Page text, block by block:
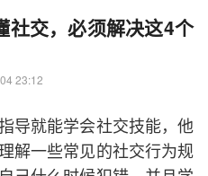
社交，必须解决这4个
23:12
导就能学会社交技能，他
解一些常见的社交行为规